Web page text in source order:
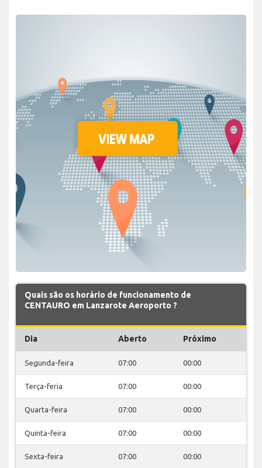
Quais são os horário de funcionamento de
CENTAURO em Lanzarote Aeroporto ?
Dia Aberto Próximo
Segunda-feira 07:00 00:00
Terça-feria 07:00 00:00
Quarta-feira 07:00 00:00
Quinta-feira 07:00 00:00
Sexta-feira 07:00 00:00